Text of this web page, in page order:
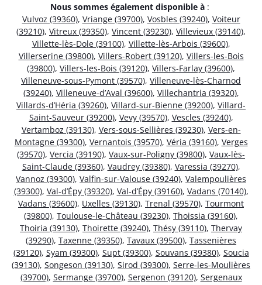
Nous sommes également disponible à :
Vulvoz (39360), Vriange (39700), Vosbles (39240), Voiteur
(39210), Vitreux (39350), Vincent (39230), Villevieux (39140),
Villette-lès-Dole (39100), Villette-lès-Arbois (39600),
Villerserine (39800), Villers-Robert (39120), Villers-les-Bois
(39800), Villers-les-Bois (39120), Villers-Farlay (39600),
Villeneuve-sous-Pymont (39570), Villeneuve-lès-Charnod
(39240), Villeneuve-d’Aval (39600), Villechantria (39320),
Villards-d’Héria (39260), Villard-sur-Bienne (39200), Villard-
Saint-Sauveur (39200), Vevy (39570), Vescles (39240),
Vertamboz (39130), Vers-sous-Sellières (39230), Vers-en-
Montagne (39300), Vernantois (39570), Véria (39160), Verges
(39570), Vercia (39190), Vaux-sur-Poligny (39800), Vaux-lès-
Saint-Claude (39360), Vaudrey (39380), Varessia (39270),
Vannoz (39300), Valfin-sur-Valouse (39240), Valempoulières
(39300), Val-d’Épy (39320), Val-d’Épy (39160), Vadans (70140),
Vadans (39600), Uxelles (39130), Trenal (39570), Tourmont
(39800), Toulouse-le-Château (39230), Thoissia (39160),
Thoiria (39130), Thoirette (39240), Thésy (39110), Thervay
(39290), Taxenne (39350), Tavaux (39500), Tassenières
(39120), Syam (39300), Supt (39300), Souvans (39380), Soucia
(39130), Songeson (39130), Sirod (39300), Serre-les-Moulières
(39700), Sermange (39700), Sergenon (39120), Sergenaux